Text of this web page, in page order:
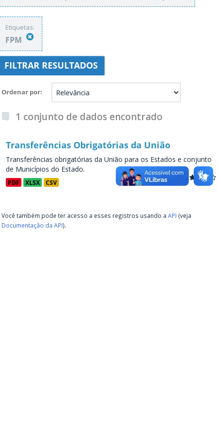
Etiquetas:
FPM
FILTRAR RESULTADOS
Ordenar por
1 conjunto de dados encontrado
Transferências Obrigatórias da União
Transferências obrigatórias da União para os Estados e conjunto
de Municípios do Estado.
PDF XLSX CSV
Você também pode ter acesso a esses registros usando a API (veja
Documentação da API).